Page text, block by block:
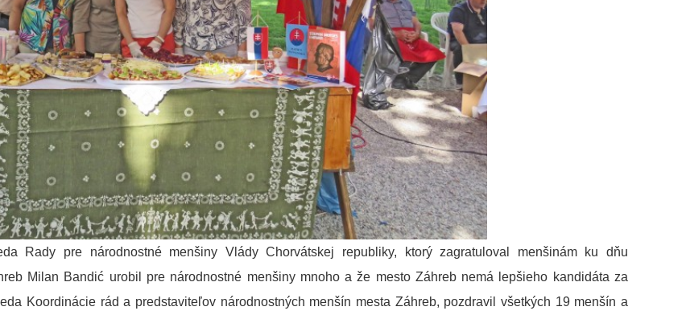
Rady pre národnostné menšiny Vlády Chorvátskej republiky, ktorý zagratuloval menšinám ku dňu
Milan Bandić urobil pre národnostné menšiny mnoho a že mesto Záhreb nemá lepšieho kandidáta za
Koordinácie rád a predstaviteľov národnostných menšín mesta Záhreb, pozdravil všetkých 19 menšín a